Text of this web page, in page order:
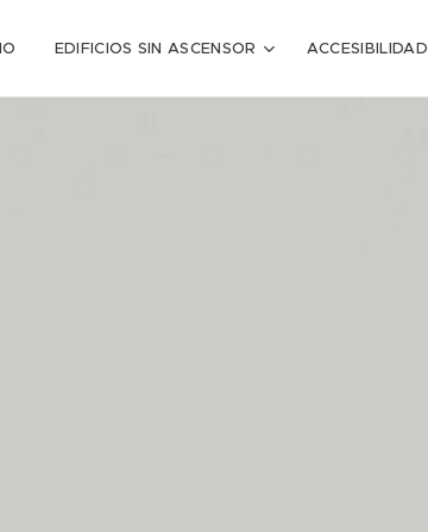
EDIFICIOS SIN ASCENSOR ACCESIBILIDAD